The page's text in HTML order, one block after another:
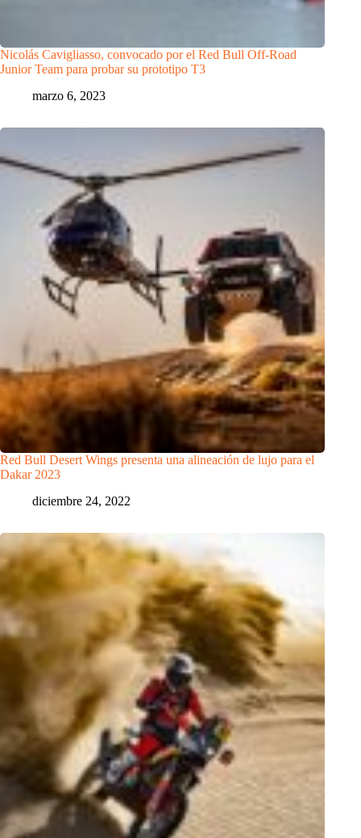
Nicolás Cavigliasso, convocado por el Red Bull Off-Road
Junior Team para probar su prototipo T3
marzo 6, 2023
Red Bull Desert Wings presenta una alineación de lujo para el
Dakar 2023
diciembre 24, 2022